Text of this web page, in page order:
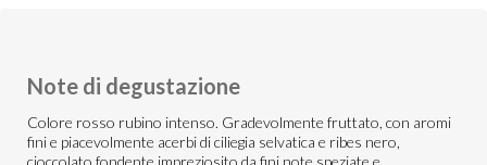
Note di degustazione
Colore rosso rubino intenso. Gradevolmente fruttato, con aromi
fini e piacevolmente acerbi di ciliegia selvatica e ribes nero,
cioccolato fondente impreziosito da fini note speziate e